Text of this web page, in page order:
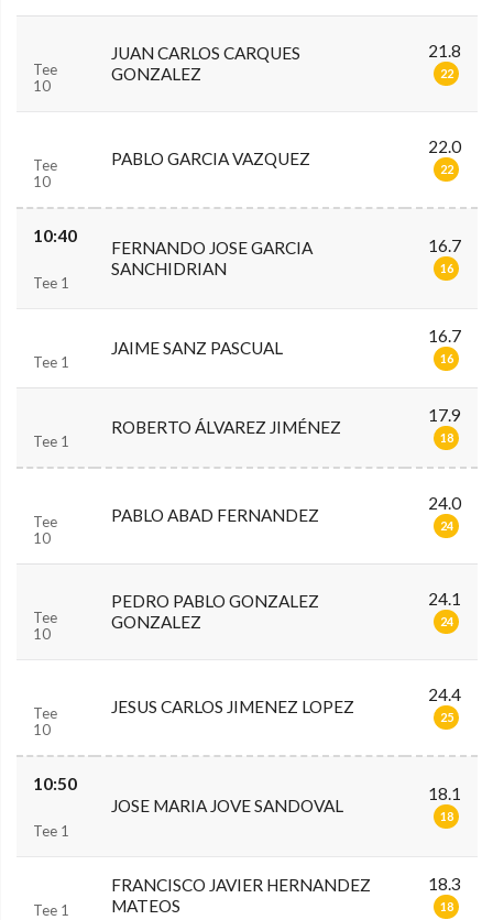
Tee
10
JUAN CARLOS CARQUES
GONZALEZ
21.8
22
Tee
10
PABLO GARCIA VAZQUEZ
22.0
22
10:40
Tee 1
FERNANDO JOSE GARCIA
SANCHIDRIAN
16.7
16
Tee 1
JAIME SANZ PASCUAL
16.7
16
Tee 1
ROBERTO ÁLVAREZ JIMÉNEZ
17.9
18
Tee
10
PABLO ABAD FERNANDEZ
24.0
24
Tee
10
PEDRO PABLO GONZALEZ
GONZALEZ
24.1
24
Tee
10
JESUS CARLOS JIMENEZ LOPEZ
24.4
25
10:50
Tee 1
JOSE MARIA JOVE SANDOVAL
18.1
18
Tee 1
FRANCISCO JAVIER HERNANDEZ
MATEOS
18.3
18